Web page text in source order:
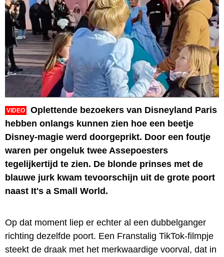
VIDEO
Oplettende bezoekers van Disneyland Paris
hebben onlangs kunnen zien hoe een beetje
Disney-magie werd doorgeprikt. Door een foutje
waren per ongeluk twee Assepoesters
tegelijkertijd te zien. De blonde prinses met de
blauwe jurk kwam tevoorschijn uit de grote poort
naast It's a Small World.
Op dat moment liep er echter al een dubbelganger
richting dezelfde poort. Een Franstalig TikTok-filmpje
steekt de draak met het merkwaardige voorval, dat in